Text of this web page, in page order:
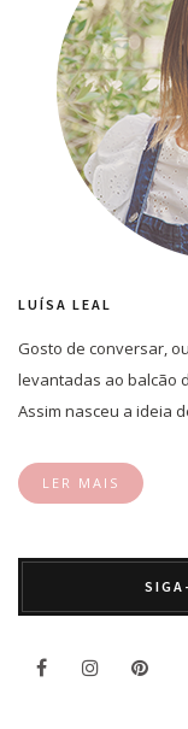
LUÍSA LEAL
Gosto de conversar,
levantadas ao balcão
Assim nasceu a ideia
LER MAIS